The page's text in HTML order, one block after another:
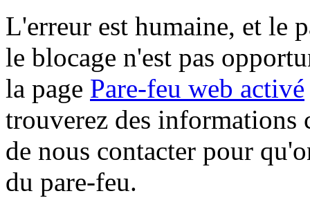
L'erreur est humaine, et le
le blocage n'est pas
la page Pare-feu web activé
trouverez des informations
de nous contacter pour
du pare-feu.